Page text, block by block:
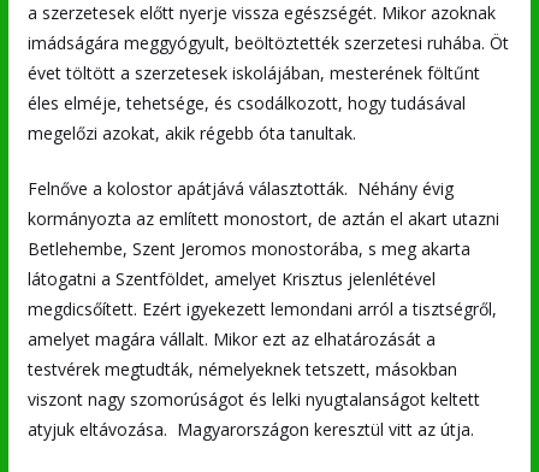
a szerzetesek előtt nyerje vissza egészségét. Mikor azoknak
imádságára meggyógyult, beöltöztették szerzetesi ruhába. Öt
évet töltött a szerzetesek iskolájában, mesterének föltűnt
éles elméje, tehetsége, és csodálkozott, hogy tudásával
megelőzi azokat, akik régebb óta tanultak.
Felnőve a kolostor apátjává választották. Néhány évig
kormányozta az említett monostort, de aztán el akart utazni
Betlehembe, Szent Jeromos monostorába, s meg akarta
látogatni a Szentföldet, amelyet Krisztus jelenlétével
megdicsőített. Ezért igyekezett lemondani arról a tisztségről,
amelyet magára vállalt. Mikor ezt az elhatározását a
testvérek megtudták, némelyeknek tetszett, másokban
viszont nagy szomorúságot és lelki nyugtalanságot keltett
atyjuk eltávozása. Magyarországon keresztül vitt az útja.